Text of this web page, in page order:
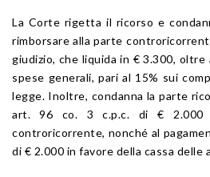
La Corte rigetta il ricorso e
rimborsare alla parte
giudizio, che liquida in € 3.300,
spese generali, pari al 15% sui
legge. Inoltre, condanna la parte
art. 96 co. 3 c.p.c. di € 2.000
controricorrente, nonché al
di € 2.000 in favore della cassa delle